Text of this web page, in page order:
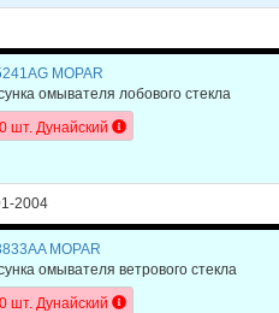
MOPAR
омывателя лобового стекла
0 шт. Дунайский
2004
MOPAR
омывателя ветрового стекла
0 шт. Дунайский